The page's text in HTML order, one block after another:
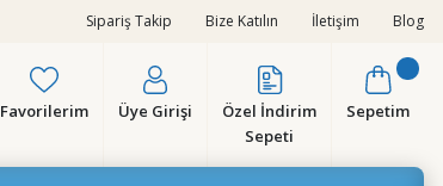
Sipariş Takip Bize Katılın İletişim Blog
Favorilerim Üye Girişi
Özel İndirim
Sepeti
Sepetim